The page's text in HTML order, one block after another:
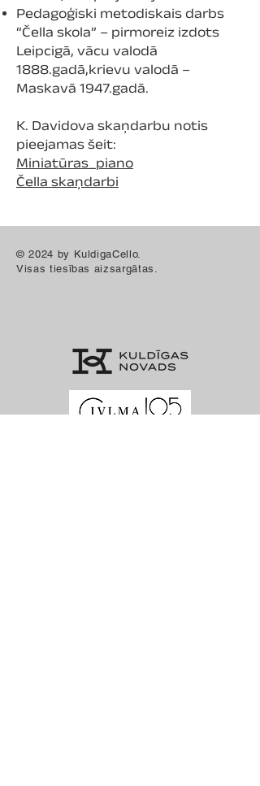
Pedagoģiski metodiskais darbs
“Čella skola” – pirmoreiz izdots
Leipcigā, vācu valodā
1888.gadā,krievu valodā –
Maskavā 1947.gadā.
K. Davidova skaņdarbu notis
pieejamas šeit:
Miniatūras_piano
Čella skaņdarbi
© 2024 by KuldigaCello.
Visas tiesības aizsargātas.